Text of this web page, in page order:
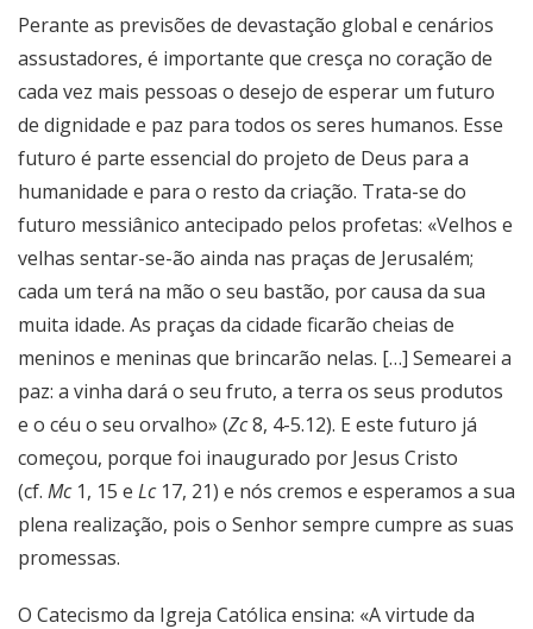
Perante as previsões de devastação global e cenários
assustadores, é importante que cresça no coração de
cada vez mais pessoas o desejo de esperar um futuro
de dignidade e paz para todos os seres humanos. Esse
futuro é parte essencial do projeto de Deus para a
humanidade e para o resto da criação. Trata-se do
futuro messiânico antecipado pelos profetas: «Velhos e
velhas sentar-se-ão ainda nas praças de Jerusalém;
cada um terá na mão o seu bastão, por causa da sua
muita idade. As praças da cidade ficarão cheias de
meninos e meninas que brincarão nelas. […] Semearei a
paz: a vinha dará o seu fruto, a terra os seus produtos
e o céu o seu orvalho» (Zc8, 4-5.12). E este futuro já
começou, porque foi inaugurado por Jesus Cristo
(cf. Mc 1, 15 e Lc17, 21) e nós cremos e esperamos a sua
plena realização, pois o Senhor sempre cumpre as suas
promessas.
O Catecismo da Igreja Católica ensina: «A virtude da